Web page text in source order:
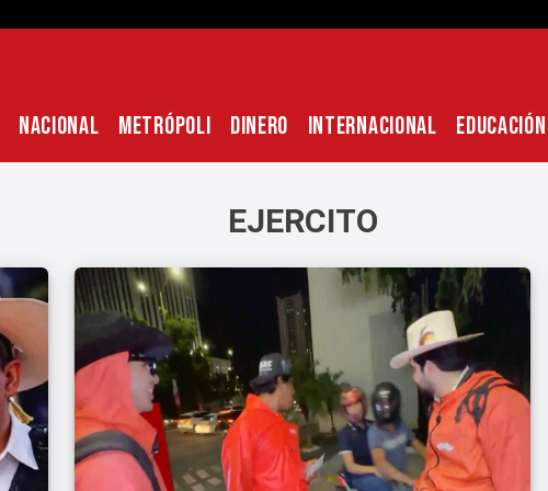
NACIONAL METRÓPOLI DINERO INTERNACIONAL EDUCACIÓN
EJERCITO